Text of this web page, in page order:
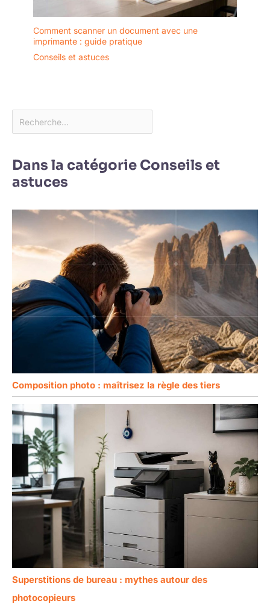
Comment scanner un document avec une
imprimante : guide pratique
Conseils et astuces
Dans la catégorie Conseils et
astuces
Composition photo : maîtrisez la règle des tiers
Superstitions de bureau : mythes autour des
photocopieurs